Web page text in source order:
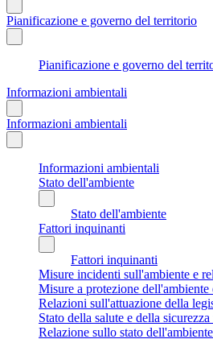
Pianificazione e governo del territorio
Pianificazione e governo del
Informazioni ambientali
Informazioni ambientali
Informazioni ambientali
Stato dell'ambiente
Stato dell'ambiente
Fattori inquinanti
Fattori inquinanti
Misure incidenti sull'ambiente e
Misure a protezione
Relazioni sull'attuazione della
Stato della salute e della sicurezza
Relazione sullo stato